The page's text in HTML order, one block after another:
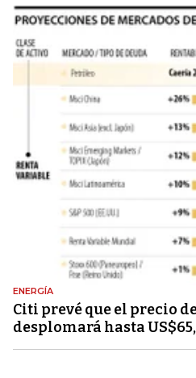
ENERGÍA
Citi prevé que el precio
desplomará hasta